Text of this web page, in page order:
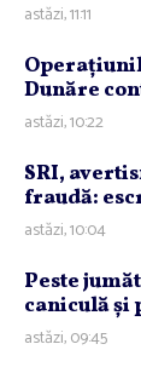
astăzi, 11:11
Dunăre
astăzi, 10:22
SRI,
fraudă:
astăzi, 10:04
Peste
caniculă şi
astăzi, 09:45